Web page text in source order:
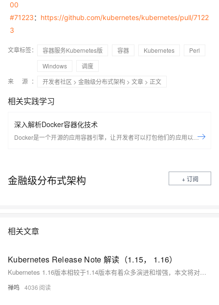
00
#71223： https://github.com/kubernetes/kubernetes/pull/7122
3
文章标签： 容器服务Kubernetes版 容器 Kubernetes
Perl
Windows
调度
来 源：
开发者社区 > 金融级分布式架构 > 文章 > 正文
相关实践学习
深入解析Docker容器化技术
Docker是一个开源的应用容器引擎，让开发者可以打包他们的应用以及依
码时“在我的机器上可正常工作”的问题。运维人员利用Docker可以在隔离
开发的微服务应用。本课程由黑马程序员提供。 &nbsp; &nbsp; 相关的阿
性能可伸缩的容器应用管理能力，支持企业级容器化应用的全生命周期管
理。整合阿里云虚拟化、存储、网络和安全能力，打造云端最佳容器化应
用运行环境。 了解产品详情: https://www.aliyun.com/product/kubernetes
金融级分布式架构 + 订阅
相关文章
Kubernetes Release Note 解读（1.15， 1.16）
Kubernetes 1.16版本相较于1.14版本有着众多演进和增强，本文将对其进行一一解读。
禅鸣 4036